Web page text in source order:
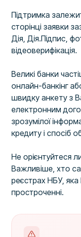
Підтримка
сторінці заявки
Дія, Дія.Підпис,
відеоверифікація.
Великі банки
онлайн-банкінг
швидку анкету з
електронним
зрозумілої
кредиту і спосіб
Не орієнтуйтеся
Важливіше, хто
реєстрах НБУ,
простроченні.